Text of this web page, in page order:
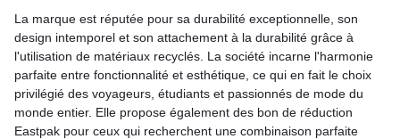
La marque est réputée pour sa durabilité exceptionnelle, son
design intemporel et son attachement à la durabilité grâce à
l'utilisation de matériaux recyclés. La société incarne l'harmonie
parfaite entre fonctionnalité et esthétique, ce qui en fait le choix
privilégié des voyageurs, étudiants et passionnés de mode du
monde entier. Elle propose également des bon de réduction
Eastpak pour ceux qui recherchent une combinaison parfaite